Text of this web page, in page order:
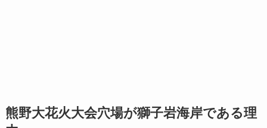
熊野大花火大会穴場が獅子岩海岸である理